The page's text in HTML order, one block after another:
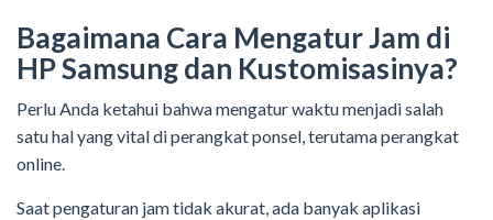
Bagaimana Cara Mengatur Jam di
HP Samsung dan Kustomisasinya?
Perlu Anda ketahui bahwa mengatur waktu menjadi salah
satu hal yang vital di perangkat ponsel, terutama perangkat
online.
Saat pengaturan jam tidak akurat, ada banyak aplikasi